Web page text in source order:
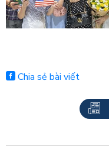
Chia sẻ bài viết